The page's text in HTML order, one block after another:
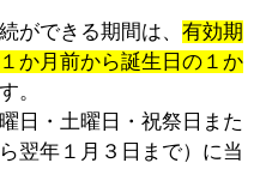
ができる期間は、 有効期
か月前から誕生日の１か
。
日・土曜日・祝祭日また
翌年１月３日まで）に当